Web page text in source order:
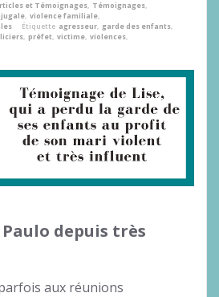
et Témoignages, Témoignages,
, violence familiale,
Étiquette agresseur, garde des enfants,
, préfet, victime, violences,
depuis très
aux réunions